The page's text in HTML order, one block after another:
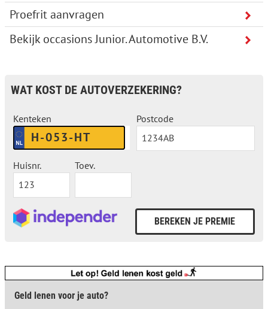
Proefrit aanvragen
Bekijk occasions Junior. Automotive B.V.
WAT KOST DE AUTOVERZEKERING?
Kenteken Postcode
Huisnr. Toev.
Geld lenen voor je auto?